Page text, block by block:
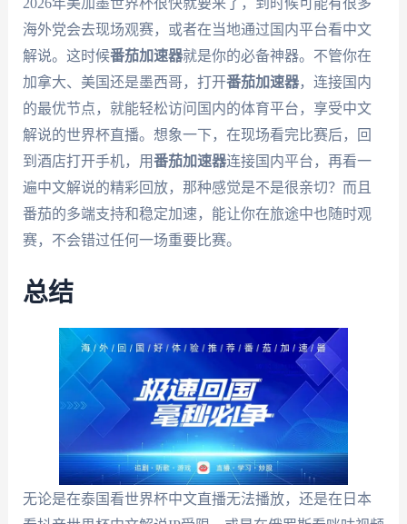
2026年美加墨世界杯很快就要来了，到时候可能有很多
海外党会去现场观赛，或者在当地通过国内平台看中文
解说。这时候番茄加速器就是你的必备神器。不管你在
加拿大、美国还是墨西哥，打开番茄加速器，连接国内
的最优节点，就能轻松访问国内的体育平台，享受中文
解说的世界杯直播。想象一下，在现场看完比赛后，回
到酒店打开手机，用番茄加速器连接国内平台，再看一
遍中文解说的精彩回放，那种感觉是不是很亲切？而且
番茄的多端支持和稳定加速，能让你在旅途中也随时观
赛，不会错过任何一场重要比赛。
总结
无论是在泰国看世界杯中文直播无法播放，还是在日本